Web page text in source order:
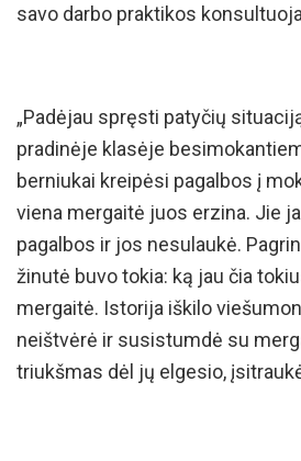
savo darbo praktikos
„Padėjau spręsti patyčių
pradinėje klasėje
berniukai kreipėsi pagalbos į
viena mergaitė juos erzina. Jie
pagalbos ir jos nesulaukė.
žinutė buvo tokia: ką jau čia
mergaitė. Istorija iškilo
neištvėrė ir susistumdė su
triukšmas dėl jų elgesio,